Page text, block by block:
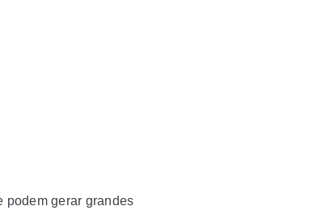
podem gerar grandes